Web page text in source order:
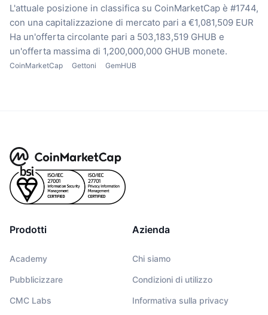
L'attuale posizione in classifica su CoinMarketCap è #1744,
con una capitalizzazione di mercato pari a €1,081,509 EUR
Ha un'offerta circolante pari a 503,183,519 GHUB e
un'offerta massima di 1,200,000,000 GHUB monete.
CoinMarketCap Gettoni GemHUB
Prodotti
Academy
Pubblicizzare
CMC Labs
Azienda
Chi siamo
Condizioni di utilizzo
Informativa sulla privacy